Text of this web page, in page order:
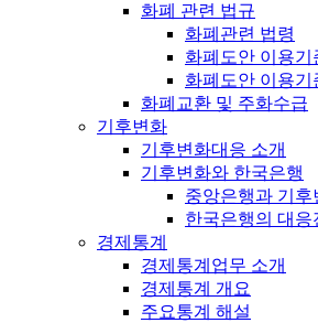
화폐 관련 법규
화폐관련 법령
화폐도안 이용기
화폐도안 이용기
화폐교환 및 주화수급
기후변화
기후변화대응 소개
기후변화와 한국은행
중앙은행과 기후
한국은행의 대응
경제통계
경제통계업무 소개
경제통계 개요
주요통계 해설